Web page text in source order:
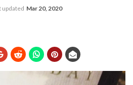
updated Mar 20, 2020